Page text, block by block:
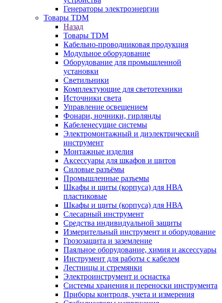
Генераторы электроэнергии
Товары TDM
Назад
Товары TDM
Кабельно-проводниковая продукция
Модульное оборудование
Оборудование для промышленной
установки
Светильники
Комплектующие для светотехники
Источники света
Управление освещением
Фонари, ночники, гирлянды
Кабеленесущие системы
Электромонтажный и диэлектрический
инструмент
Монтажные изделия
Аксессуары для шкафов и щитов
Силовые разъёмы
Промышленные разъемы
Шкафы и щиты (корпуса) для НВА
пластиковые
Шкафы и щиты (корпуса) для НВА
Слесарный инструмент
Средства индивидуальной защиты
Измерительный инструмент и оборудование
Грозозащита и заземление
Паяльное оборудование, химия и аксессуары
Инструмент для работы с кабелем
Лестницы и стремянки
Электроинструмент и оснастка
Системы хранения и переноски инструмента
Приборы контроля, учета и измерения